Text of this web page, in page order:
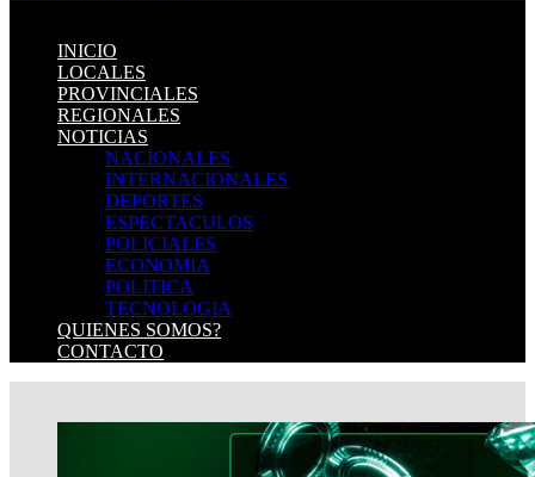
INICIO
LOCALES
PROVINCIALES
REGIONALES
NOTICIAS
NACIONALES
INTERNACIONALES
DEPORTES
ESPECTACULOS
POLICIALES
ECONOMIA
POLITICA
TECNOLOGIA
QUIENES SOMOS?
CONTACTO